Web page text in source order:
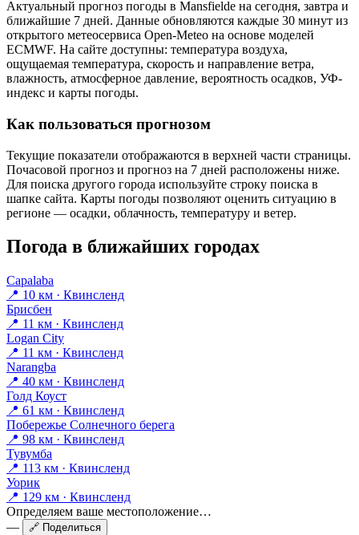
Актуальный прогноз погоды в Mansfieldе на сегодня, завтра и
ближайшие 7 дней. Данные обновляются каждые 30 минут из
открытого метеосервиса Open-Meteo на основе моделей
ECMWF. На сайте доступны: температура воздуха,
ощущаемая температура, скорость и направление ветра,
влажность, атмосферное давление, вероятность осадков, УФ-
индекс и карты погоды.
Как пользоваться прогнозом
Текущие показатели отображаются в верхней части страницы.
Почасовой прогноз и прогноз на 7 дней расположены ниже.
Для поиска другого города используйте строку поиска в
шапке сайта. Карты погоды позволяют оценить ситуацию в
регионе — осадки, облачность, температуру и ветер.
Погода в ближайших городах
Capalaba
📍 10 км · Квинсленд
Брисбен
📍 11 км · Квинсленд
Logan City
📍 11 км · Квинсленд
Narangba
📍 40 км · Квинсленд
Голд Коуст
📍 61 км · Квинсленд
Побережье Солнечного берега
📍 98 км · Квинсленд
Тувумба
📍 113 км · Квинсленд
Уорик
📍 129 км · Квинсленд
Определяем ваше местоположение…
—
🔗 Поделиться